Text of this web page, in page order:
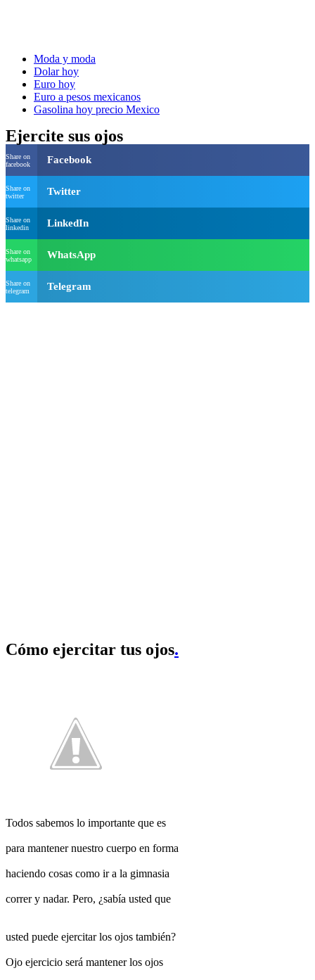
Moda y moda
Dolar hoy
Euro hoy
Euro a pesos mexicanos
Gasolina hoy precio Mexico
Ejercite sus ojos
Share on
facebook
Facebook
Share on
twitter
Twitter
Share on
linkedin
LinkedIn
Share on
whatsapp
WhatsApp
Share on
telegram
Telegram
Cómo ejercitar tus ojos.
Todos sabemos lo importante que es
para mantener nuestro cuerpo en forma
haciendo cosas como ir a la gimnasia
correr y nadar. Pero, ¿sabía usted que
usted puede ejercitar los ojos también?
Ojo ejercicio será mantener los ojos